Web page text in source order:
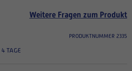
Weitere Fragen zum Produkt
PRODUKTNUMMER 2335
TAGE